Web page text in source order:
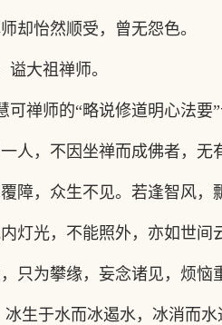
却怡然顺受，曾无怨色。
大祖禅师。
可禅师的“略说修道明心法要
人，不因坐禅而成佛者，无
障，众生不见。若逢智风，
灯光，不能照外，亦如世间
只为攀缘，妄念诸见，烦恼
生于水而冰遏水，冰消而水